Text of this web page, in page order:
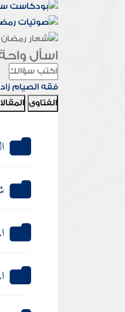
اسأل
فقه الصيام
الفتاوى